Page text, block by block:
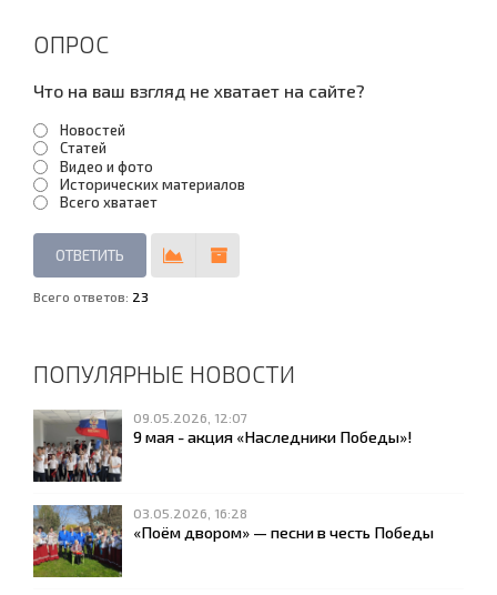
ОПРОС
Что на ваш взгляд не хватает на сайте?
Новостей
Статей
Видео и фото
Исторических материалов
Всего хватает
Всего ответов: 23
ПОПУЛЯРНЫЕ НОВОСТИ
09.05.2026, 12:07
9 мая - акция «Наследники Победы»!
03.05.2026, 16:28
«Поём двором» — песни в честь Победы